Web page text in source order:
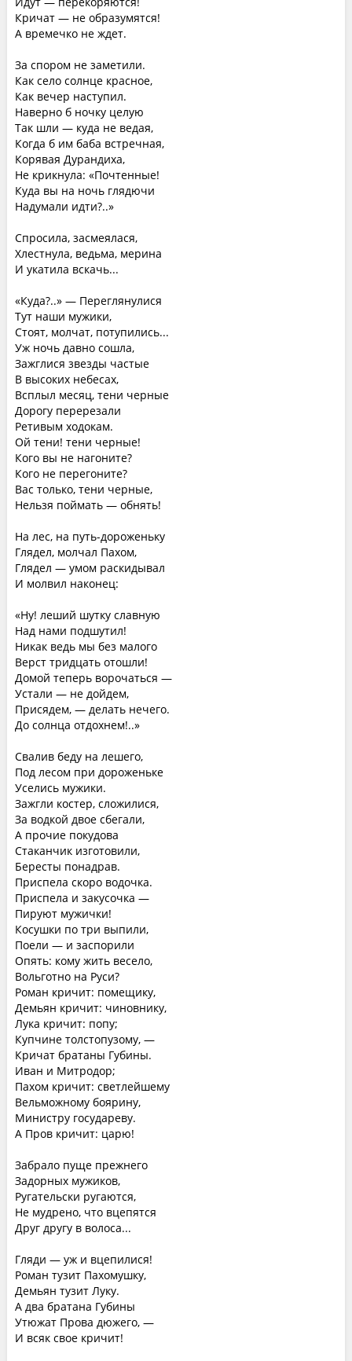
Кричат — не образумятся!
А времечко не ждет.
За спором не заметили.
Как село солнце красное,
Как вечер наступил.
Наверно б ночку целую
Так шли — куда не ведая,
Когда б им баба встречная,
Корявая Дурандиха,
Не крикнула: «Почтенные!
Куда вы на ночь глядючи
Надумали идти?..»
Спросила, засмеялася,
Хлестнула, ведьма, мерина
И укатила вскачь...
«Куда?..» — Переглянулися
Тут наши мужики,
Стоят, молчат, потупились...
Уж ночь давно сошла,
Зажглися звезды частые
В высоких небесах,
Всплыл месяц, тени черные
Дорогу перерезали
Ретивым ходокам.
Ой тени! тени черные!
Кого вы не нагоните?
Кого не перегоните?
Вас только, тени черные,
Нельзя поймать — обнять!
На лес, на путь-дороженьку
Глядел, молчал Пахом,
Глядел — умом раскидывал
И молвил наконец:
«Ну! леший шутку славную
Над нами подшутил!
Никак ведь мы без малого
Верст тридцать отошли!
Домой теперь ворочаться —
Устали — не дойдем,
Присядем, — делать нечего.
До солнца отдохнем!..»
Свалив беду на лешего,
Под лесом при дороженьке
Уселись мужики.
Зажгли костер, сложилися,
За водкой двое сбегали,
А прочие покудова
Стаканчик изготовили,
Бересты понадрав.
Приспела скоро водочка.
Приспела и закусочка —
Пируют мужички!
Косушки по три выпили,
Поели — и заспорили
Опять: кому жить весело,
Вольготно на Руси?
Роман кричит: помещику,
Демьян кричит: чиновнику,
Лука кричит: попу;
Купчине толстопузому, —
Кричат братаны Губины.
Иван и Митродор;
Пахом кричит: светлейшему
Вельможному боярину,
Министру государеву.
А Пров кричит: царю!
Забрало пуще прежнего
Задорных мужиков,
Ругательски ругаются,
Не мудрено, что вцепятся
Друг другу в волоса...
Гляди — уж и вцепилися!
Роман тузит Пахомушку,
Демьян тузит Луку.
А два братана Губины
Утюжат Прова дюжего, —
И всяк свое кричит!